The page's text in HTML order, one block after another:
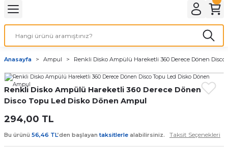
TORCH LED AMPÜLLER
Anasayfa Ampul Renkli Disko Ampülü Hareketli 360 Derece Dönen
Renkli Disko Ampülü Hareketli 360 Derece Dönen
Disco Topu Led Disko Dönen Ampul
294,00 TL
Bu ürünü 56,46 TL’den başlayantaksitlerle alabilirsiniz. Taksit Seçenekleri